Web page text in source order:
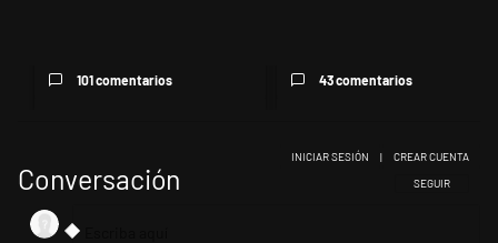
101 comentarios 43 comentarios
Conversación SIGA ESTA
SEGUIR
INICIAR SESIÓN | CREAR CUENTA